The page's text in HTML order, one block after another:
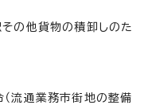
その他貨物の積卸しのた
流通業務市街地の整備